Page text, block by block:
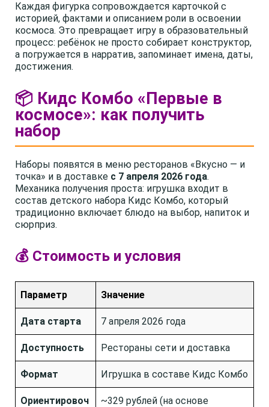
Каждая фигурка сопровождается карточкой с
историей, фактами и описанием роли в освоении
космоса. Это превращает игру в образовательный
процесс: ребёнок не просто собирает конструктор,
а погружается в нарратив, запоминает имена, даты,
достижения.
📦 Кидс Комбо «Первые в
космосе»: как получить
набор
Наборы появятся в меню ресторанов «Вкусно — и
точка» и в доставке с 7 апреля 2026 года.
Механика получения проста: игрушка входит в
состав детского набора Кидс Комбо, который
традиционно включает блюдо на выбор, напиток и
сюрприз.
💰 Стоимость и условия
Параметр Значение
Дата старта 7 апреля 2026 года
Доступность Рестораны сети и доставка
Формат Игрушка в составе Кидс Комбо
Ориентировоч
~329 рублей (на основе